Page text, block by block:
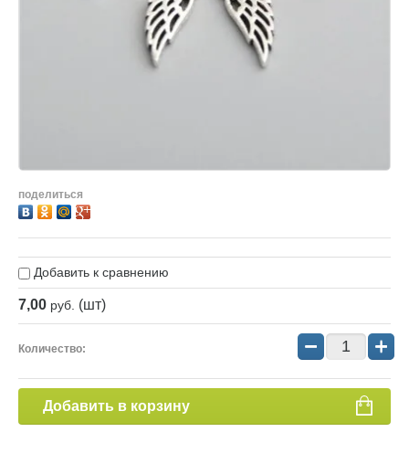
поделиться
Добавить к сравнению
7,00 руб. (шт)
Количество: − +
Добавить в корзину